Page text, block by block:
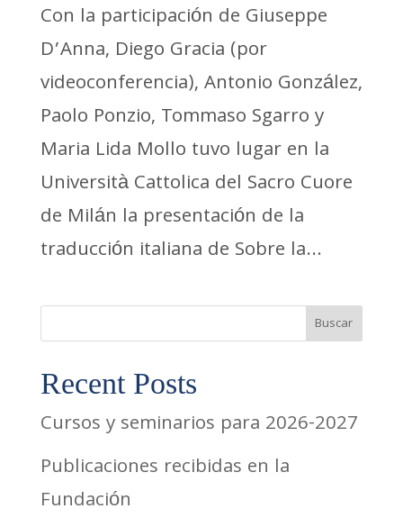
Con la participación de Giuseppe
D’Anna, Diego Gracia (por
videoconferencia), Antonio González,
Paolo Ponzio, Tommaso Sgarro y
Maria Lida Mollo tuvo lugar en la
Università Cattolica del Sacro Cuore
de Milán la presentación de la
traducción italiana de Sobre la...
Buscar
Recent Posts
Cursos y seminarios para 2026-2027
Publicaciones recibidas en la
Fundación